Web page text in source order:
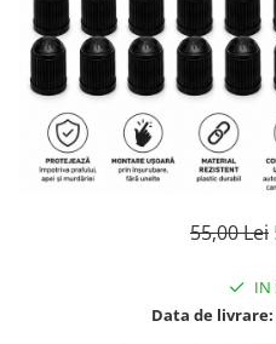
55,00 Lei
IN
Data de livrare: